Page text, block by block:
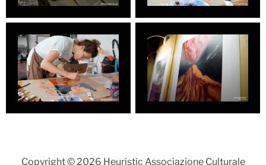
Copyright © 2026 Heuristic Associazione Culturale